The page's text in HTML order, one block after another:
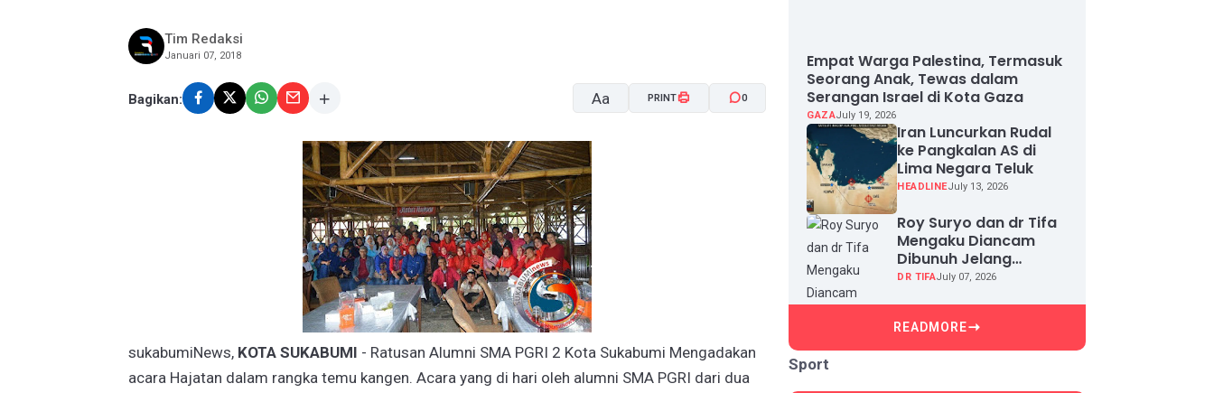
Tim Redaksi
Januari 07, 2018
Bagikan: Aa PRINT 0
sukabumiNews, KOTA SUKABUMI - Ratusan Alumni SMA PGRI 2 Kota Sukabumi Mengadakan
acara Hajatan dalam rangka temu kangen. Acara yang di hari oleh alumni SMA PGRI dari dua
Empat Warga Palestina, Termasuk
Seorang Anak, Tewas dalam
Serangan Israel di Kota Gaza
GAZAJuly 19, 2026
Iran Luncurkan Rudal
ke Pangkalan AS di
Lima Negara Teluk
HEADLINEJuly 13, 2026
Roy Suryo dan dr Tifa
Mengaku Diancam
Dibunuh Jelang
Sidang, Klaim Ada
DR TIFAJuly 07, 2026
READMORE
Sport